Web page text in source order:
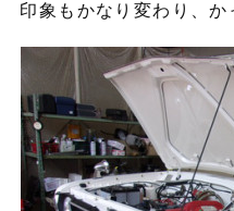
印象もかなり変わり、か